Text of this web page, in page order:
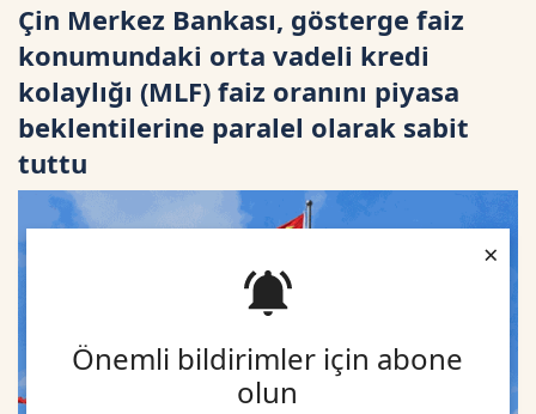
Önemli bildirimler için abone
olun
×
Çin Merkez Bankası, gösterge faiz
konumundaki orta vadeli kredi
kolaylığı (MLF) faiz oranını piyasa
beklentilerine paralel olarak sabit
tuttu